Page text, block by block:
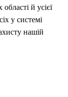
й усієї
у системі
нашій